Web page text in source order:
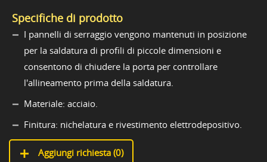
Specifiche di prodotto
I pannelli di serraggio vengono mantenuti in posizione
per la saldatura di profili di piccole dimensioni e
consentono di chiudere la porta per controllare
l'allineamento prima della saldatura.
Materiale: acciaio.
Finitura: nichelatura e rivestimento elettrodepositivo.
Aggiungi richiesta (0)